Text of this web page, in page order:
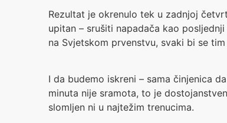
Rezultat je okrenulo tek u zadnjoj
upitan – srušiti napadača kao
na Svjetskom prvenstvu, svaki bi se
I da budemo iskreni – sama činjenica
minuta nije sramota, to je
slomljen ni u najtežim trenucima.